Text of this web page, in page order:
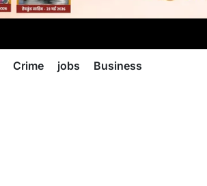
Crime jobs Business